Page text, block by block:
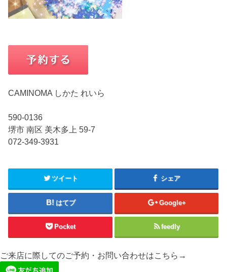
CAMINOMA しかた れいら
590-0136
堺市 南区 美木多上 59-7
072-349-3931
ツイート シェア
はてブ Google+
Pocket feedly
ご来店に際してのご予約・お問い合わせはこちら→